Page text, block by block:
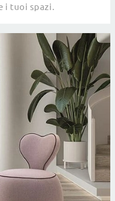
i tuoi spazi.